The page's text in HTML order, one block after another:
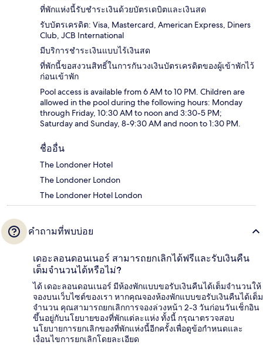
ที่พักแห่งนี้รับชำระเงินด้วยบัตรเดบิตและเงินสด
รับบัตรเครดิต: Visa, Mastercard, American Express, Diners
Club, JCB International
มีบริการชำระเงินแบบไร้เงินสด
ที่พักนี้ขอสงวนสิทธิ์ในการกันวงเงินบัตรเครดิตของผู้เข้าพักไว้
ก่อนเข้าพัก
Pool access is available from 6 AM to 10 PM. Children are
allowed in the pool during the following hours: Monday
through Friday, 10:30 AM to noon and 3:30-5 PM;
Saturday and Sunday, 8-9:30 AM and noon to 1:30 PM.
ชื่ออื่น
The Londoner Hotel
The Londoner London
The Londoner Hotel London
คำถามที่พบบ่อย
เดอะลอนดอนเนอร์ สามารถยกเลิกได้ฟรีและรับเงินคืน
เต็มจำนวนได้หรือไม่?
ได้ เดอะลอนดอนเนอร์ มีห้องพักแบบขอรับเงินคืนได้เต็มจำนวนให้
จองบนเว็บไซต์ของเรา หากคุณจองห้องพักแบบขอรับเงินคืนได้เต็ม
จำนวน คุณสามารถยกเลิกการจองล่วงหน้า 2-3 วันก่อนวันเช็กอิน
ขึ้นอยู่กับนโยบายของที่พักแต่ละแห่ง ทั้งนี้ กรุณาตรวจสอบ
นโยบายการยกเลิกของที่พักแห่งนี้อีกครั้งเพื่อดูข้อกำหนดและ
เงื่อนไขการยกเลิกโดยละเอียด